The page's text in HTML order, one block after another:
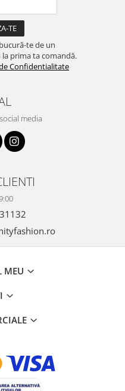
te de un
prima ta comandă.
Confidentialitate
media
MEU